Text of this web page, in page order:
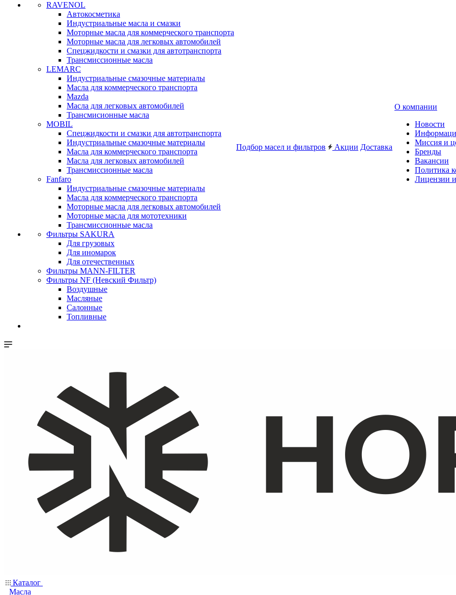
RAVENOL
Автокосметика
Индустриальные масла и смазки
Моторные масла для коммерческого транспорта
Моторные масла для легковых автомобилей
Спецжидкости и смазки для автотранспорта
Трансмиссионные масла
LEMARC
Индустриальные смазочные материалы
Масла для коммерческого транспорта
Mazda
Масла для легковых автомобилей
Трансмисионные масла
MOBIL
Cпецжидкости и смазки для автотранспорта
Индустриальные смазочные материалы
Масла для коммерческого транспорта
Масла для легковых автомобилей
Трансмиссионные масла
Fanfaro
Индустриальные смазочные материалы
Масла для коммерческого транспорта
Моторные масла для легковых автомобилей
Моторные масла для мототехники
Трансмиссионные масла
Фильтры SAKURA
Для грузовых
Для иномарок
Для отечественных
Фильтры MANN-FILTER
Фильтры NF (Невский Фильтр)
Воздушные
Масляные
Салонные
Топливные
Подбор масел и фильтров Акции Доставка
О компании
Новости
Миссия и
Бренды
Вакансии
Политика
Лицензии
Каталог
Масла